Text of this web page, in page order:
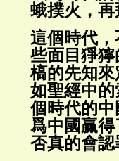
蛾撲火，
這個時代
些面目猙
槁的先知
如聖經中
個時代的
爲中國贏
否真的會